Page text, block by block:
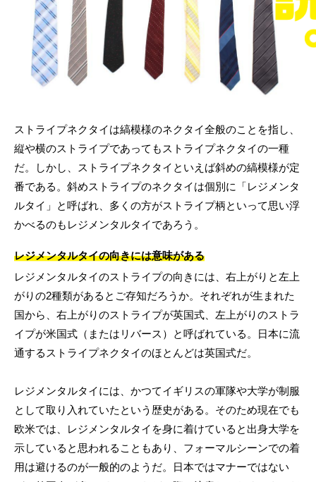
ストライプネクタイは縞模様のネクタイ全般のことを指し、
縦や横のストライプであってもストライプネクタイの一種
だ。しかし、ストライプネクタイといえば斜めの縞模様が定
番である。斜めストライプのネクタイは個別に「レジメンタ
ルタイ」と呼ばれ、多くの方がストライプ柄といって思い浮
かべるのもレジメンタルタイであろう。
レジメンタルタイの向きには意味がある
レジメンタルタイのストライプの向きには、右上がりと左上
がりの2種類があるとご存知だろうか。それぞれが生まれた
国から、右上がりのストライプが英国式、左上がりのストラ
イプが米国式（またはリバース）と呼ばれている。日本に流
通するストライプネクタイのほとんどは英国式だ。
レジメンタルタイには、かつてイギリスの軍隊や大学が制服
として取り入れていたという歴史がある。そのため現在でも
欧米では、レジメンタルタイを身に着けていると出身大学を
示していると思われることもあり、フォーマルシーンでの着
用は避けるのが一般的のようだ。日本ではマナーではない